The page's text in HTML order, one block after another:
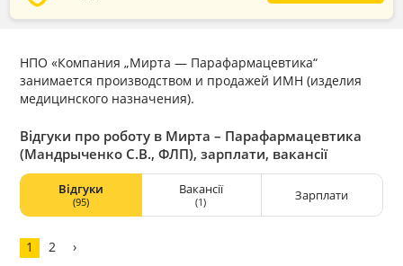
НПО «Компания „Мирта — Парафармацевтика“
занимается производством и продажей ИМН (изделия
медицинского назначения).
Відгуки про роботу в Мирта – Парафармацевтика
(Мандрыченко С.В., ФЛП), зарплати, вакансії
Відгуки
(95)
Вакансії
(1) Зарплати
1 2 ›